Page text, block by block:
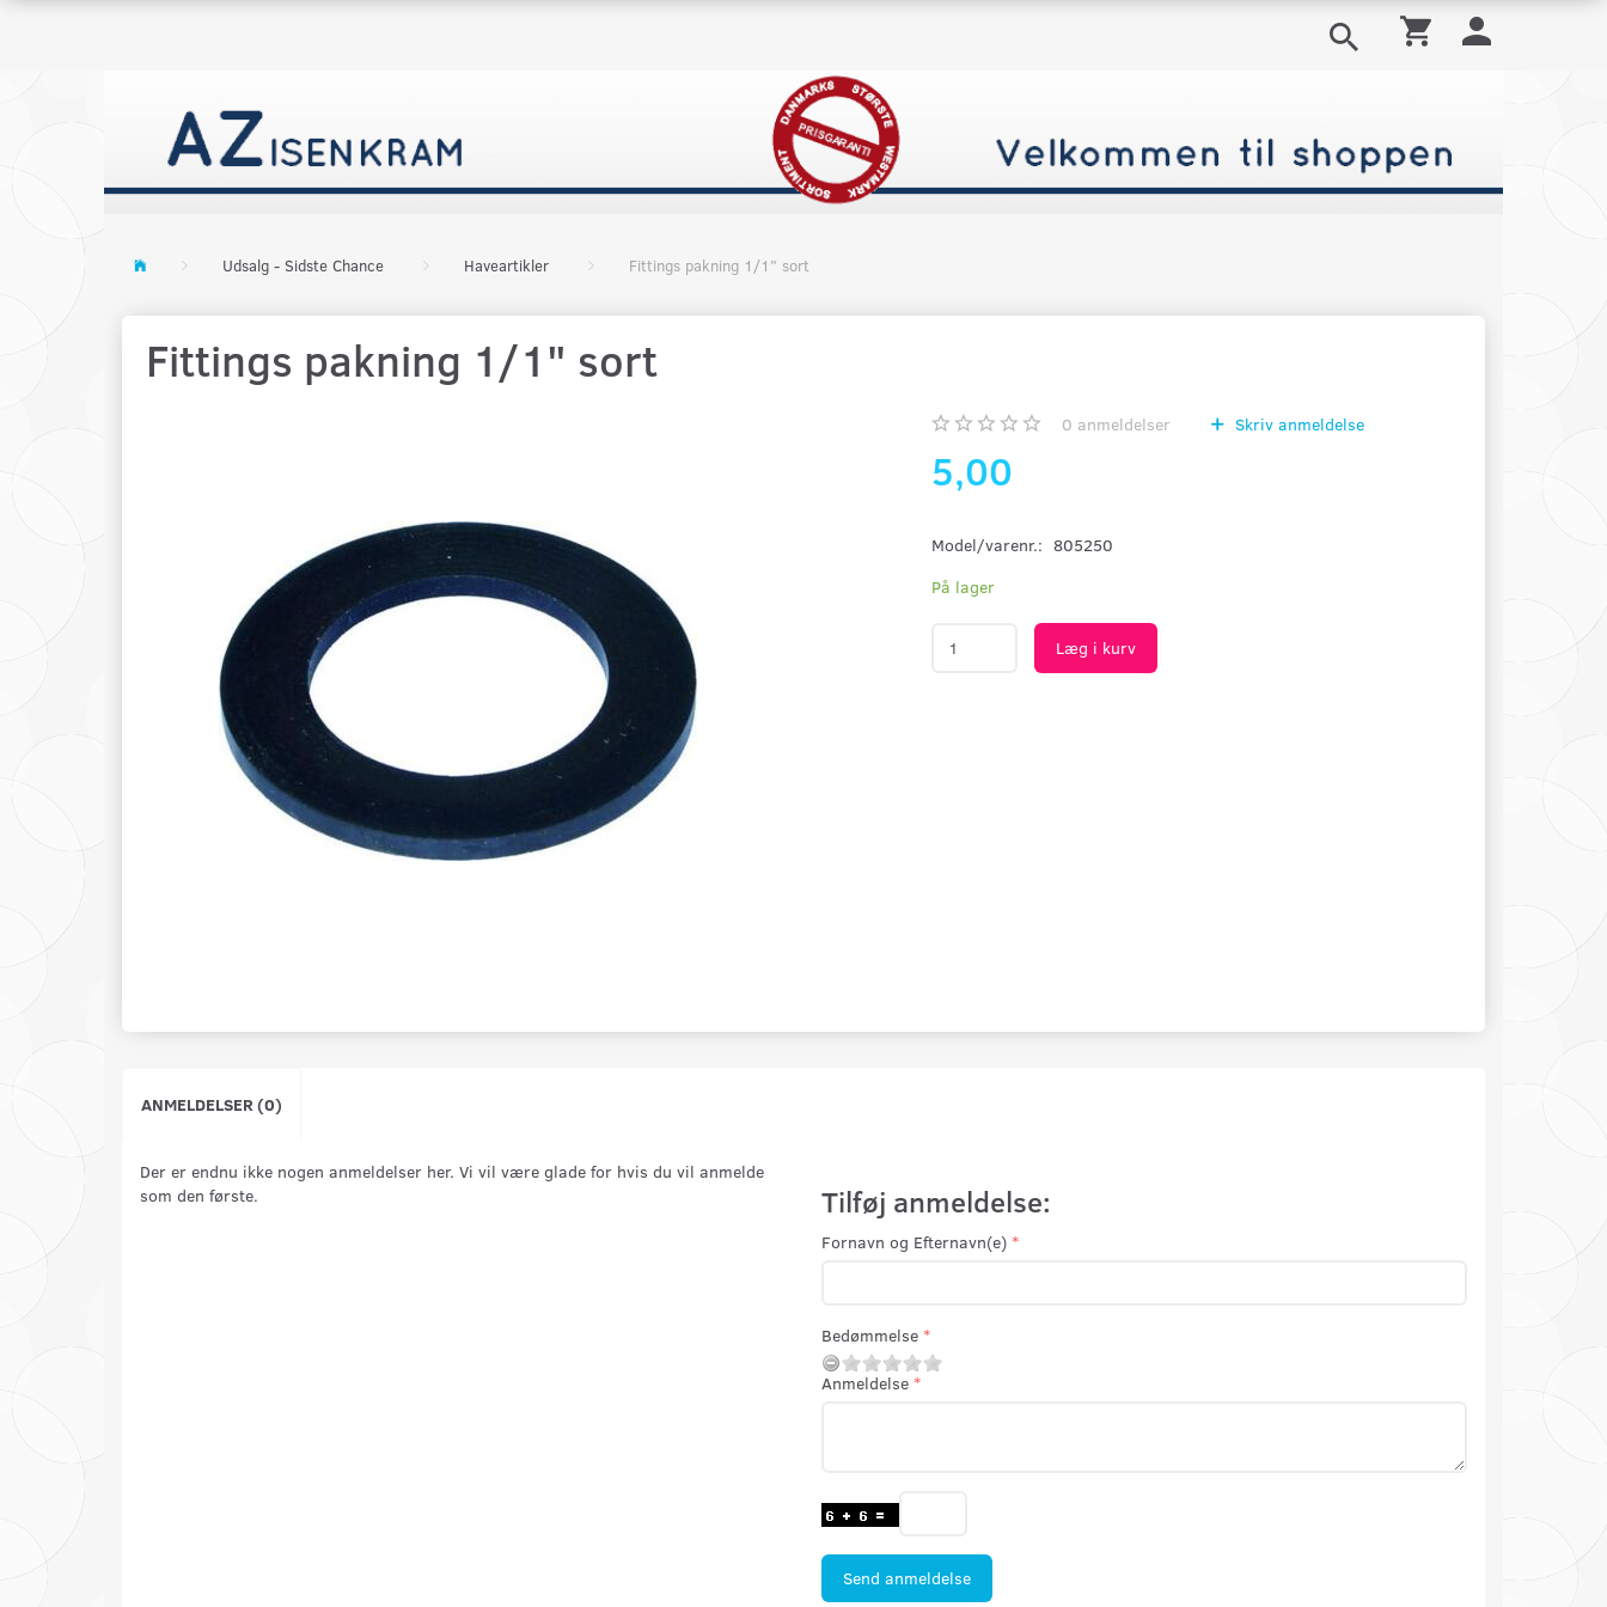
Udsalg - Sidste Chance Haveartikler Fittings pakning 1/1" sort
Fittings pakning 1/1" sort
0 anmeldelser Skriv anmeldelse
5,00
Model/varenr.: 805250
På lager
Læg i kurv
ANMELDELSER (0)
Der er endnu ikke nogen anmeldelser her. Vi vil være glade for hvis du vil anmelde
som den første.
Tilføj anmeldelse:
Fornavn og Efternavn(e)
Bedømmelse
Anmeldelse
Send anmeldelse